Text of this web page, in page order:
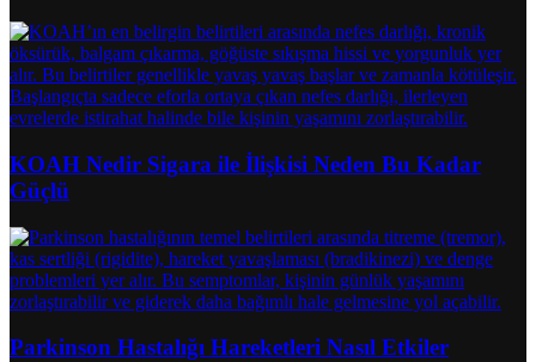
KOAH Nedir Sigara ile İlişkisi Neden Bu Kadar
Güçlü
Parkinson Hastalığı Hareketleri Nasıl Etkiler